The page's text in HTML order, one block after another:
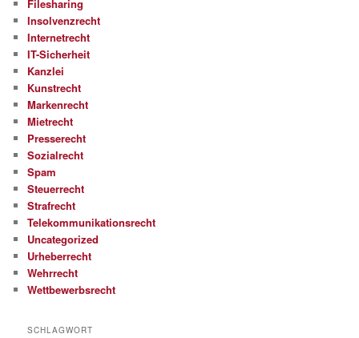
Filesharing
Insolvenzrecht
Internetrecht
IT-Sicherheit
Kanzlei
Kunstrecht
Markenrecht
Mietrecht
Presserecht
Sozialrecht
Spam
Steuerrecht
Strafrecht
Telekommunikationsrecht
Uncategorized
Urheberrecht
Wehrrecht
Wettbewerbsrecht
SCHLAGWORT